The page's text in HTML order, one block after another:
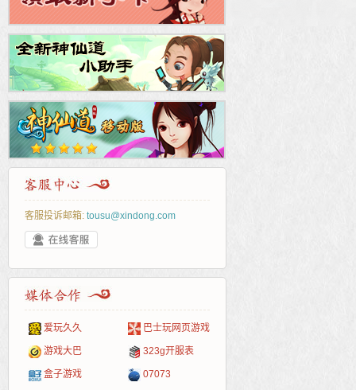
客服投诉邮箱: tousu@xindong.com
爱玩久久 巴士玩网页游戏
游戏大巴 323g开服表
盒子游戏 07073